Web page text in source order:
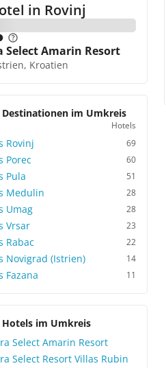
in Rovinj
Select Amarin Resort
Kroatien
Destinationen im Umkreis
Hotels
Rovinj 69
Porec 60
Pula 51
Medulin 28
Umag 28
Vrsar 23
Rabac 22
Novigrad (Istrien) 14
Fazana 11
Hotels im Umkreis
Select Amarin Resort
Select Resort Villas Rubin